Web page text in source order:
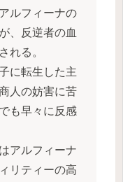
ルフィーナの
、反逆者の血
れる。
に転生した主
人の妨害に苦
も早々に反感
アルフィーナ
リティーの高